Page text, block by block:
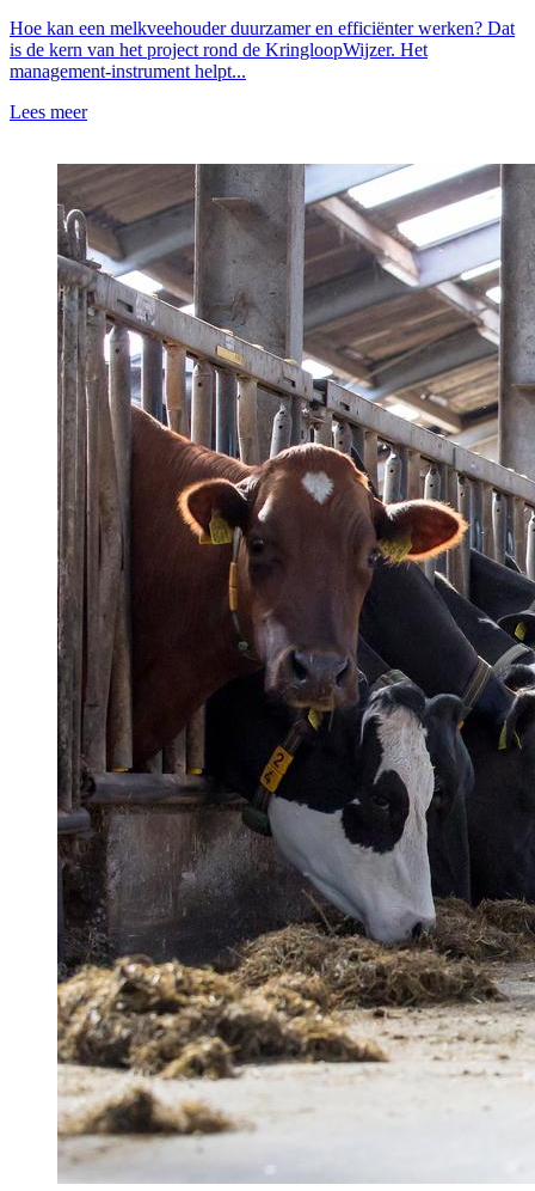
Hoe kan een melkveehouder duurzamer en efficiënter werken? Dat
is de kern van het project rond de KringloopWijzer. Het
management-instrument helpt...
Lees meer